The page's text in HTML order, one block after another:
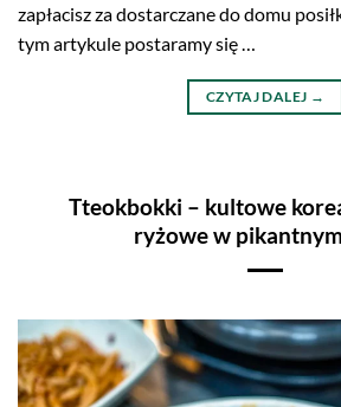
zapłacisz za dostarczane do domu
tym artykule postaramy się …
CZYTAJ DALEJ →
Tteokbokki – kultowe
ryżowe w